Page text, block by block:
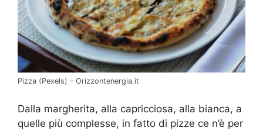
Pizza (Pexels) – Orizzontenergia.it
Dalla margherita, alla capricciosa, alla bianca, a
quelle più complesse, in fatto di pizze ce n’è per